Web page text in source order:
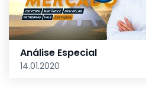
Análise Especial
14.01.2020